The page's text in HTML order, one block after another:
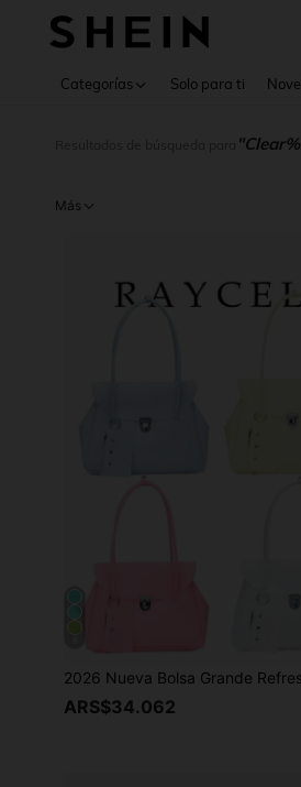
Categorías Solo para ti
Más
ARS$34.062